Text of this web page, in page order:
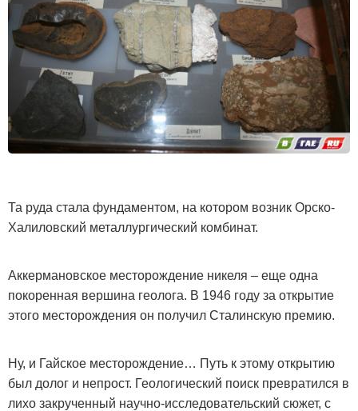
Та руда стала фундаментом, на котором возник Орско-
Халиловский металлургический комбинат.
Аккермановское месторождение никеля – еще одна
покоренная вершина геолога. В 1946 году за открытие
этого месторождения он получил Сталинскую премию.
Ну, и Гайское месторождение… Путь к этому открытию
был долог и непрост. Геологический поиск превратился в
лихо закрученный научно-исследовательский сюжет, с